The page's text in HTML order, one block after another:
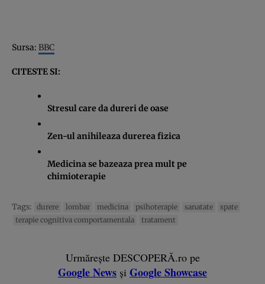
Sursa: BBC
CITESTE SI:
Stresul care da dureri de oase
Zen-ul anihileaza durerea fizica
Medicina se bazeaza prea mult pe
chimioterapie
Tags: durere lombar medicina psihoterapie sanatate
spate
terapie cognitiva comportamentala
tratament
Urmărește DESCOPERĂ.ro pe
Google News și Google Showcase